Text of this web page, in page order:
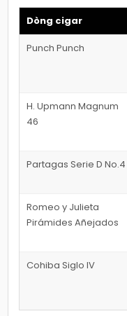
Dòng cigar
Punch Punch
H. Upmann Magnum
46
Partagas Serie D No.4
Romeo y Julieta
Pirámides Añejados
Cohiba Siglo IV